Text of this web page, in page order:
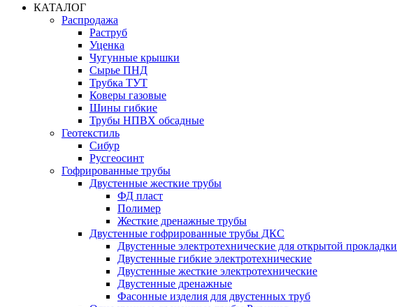
КАТАЛОГ
Распродажа
Раструб
Уценка
Чугунные крышки
Сырье ПНД
Трубка ТУТ
Коверы газовые
Шины гибкие
Трубы НПВХ обсадные
Геотекстиль
Сибур
Русгеосинт
Гофрированные трубы
Двустенные жесткие трубы
ФД пласт
Полимер
Жесткие дренажные трубы
Двустенные гофрированные трубы ДКС
Двустенные электротехнические для открытой прокладки
Двустенные гибкие электротехнические
Двустенные жесткие электротехнические
Двустенные дренажные
Фасонные изделия для двустенных труб